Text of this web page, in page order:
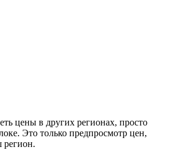
цены в других регионах, просто
Это только предпросмотр цен,
регион.